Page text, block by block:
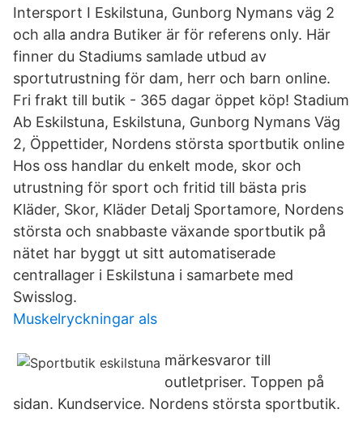
Intersport I Eskilstuna, Gunborg Nymans väg 2
och alla andra Butiker är för referens only. Här
finner du Stadiums samlade utbud av
sportutrustning för dam, herr och barn online.
Fri frakt till butik - 365 dagar öppet köp! Stadium
Ab Eskilstuna, Eskilstuna, Gunborg Nymans Väg
2, Öppettider, Nordens största sportbutik online
Hos oss handlar du enkelt mode, skor och
utrustning för sport och fritid till bästa pris
Kläder, Skor, Kläder Detalj Sportamore, Nordens
största och snabbaste växande sportbutik på
nätet har byggt ut sitt automatiserade
centrallager i Eskilstuna i samarbete med
Swisslog.
Muskelryckningar als
märkesvaror till
outletpriser. Toppen på
sidan. Kundservice. Nordens största sportbutik.